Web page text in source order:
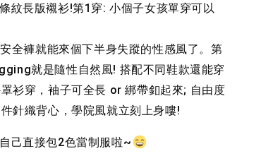
NT$ 190
- +NT$ 190
-
加入購物車
紋長版襯衫!第1穿: 小個子女孩單穿可以
就是隨性自然風! 搭配不同鞋款還能穿
衫穿，袖子可全長 or 綁帶釦起來; 自由度
針織背心，學院風就立刻上身嘍!
己直接包2色當制服啦~